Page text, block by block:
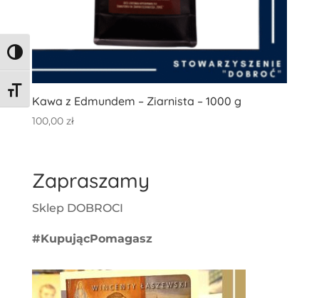
Toggle High Contrast
Toggle Font size
Kawa z Edmundem – Ziarnista – 1000 g
100,00 zł
Zapraszamy
Sklep DOBROCI
#KupującPomagasz